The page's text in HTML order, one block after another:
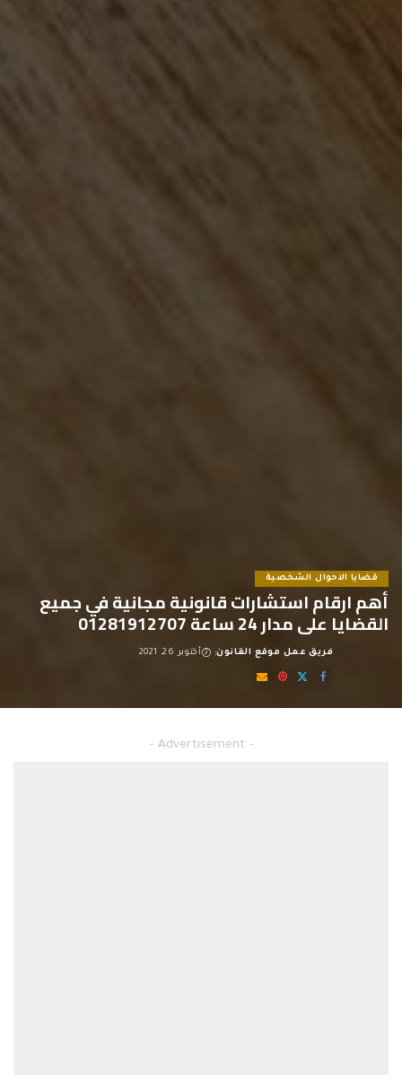
قضايا الاحوال الشخصية
أهم ارقام استشارات قانونية مجانية في جميع
القضايا على مدار 24 ساعة 01281912707
Posted
by
فريق عمل موقع القانون أكتوبر 26, 2021
– Advertisement –